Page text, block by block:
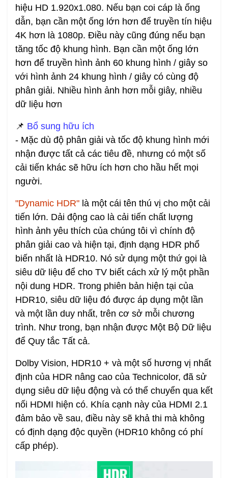
hiệu HD 1.920x1.080. Nếu bạn coi cáp là ống
dẫn, bạn cần một ống lớn hơn để truyền tín hiệu
4K hơn là 1080p. Điều này cũng đúng nếu bạn
tăng tốc độ khung hình. Bạn cần một ống lớn
hơn để truyền hình ảnh 60 khung hình / giây so
với hình ảnh 24 khung hình / giây có cùng độ
phân giải. Nhiều hình ảnh hơn mỗi giây, nhiều
dữ liệu hơn
📌 Bổ sung hữu ích
- Mặc dù độ phân giải và tốc độ khung hình mới
nhận được tất cả các tiêu đề, nhưng có một số
cải tiến khác sẽ hữu ích hơn cho hầu hết mọi
người.
"Dynamic HDR" là một cái tên thú vị cho một cải
tiến lớn. Dải động cao là cải tiến chất lượng
hình ảnh yêu thích của chúng tôi vì chính độ
phân giải cao và hiện tại, định dạng HDR phổ
biến nhất là HDR10. Nó sử dụng một thứ gọi là
siêu dữ liệu để cho TV biết cách xử lý một phần
nội dung HDR. Trong phiên bản hiện tại của
HDR10, siêu dữ liệu đó được áp dụng một lần
và một lần duy nhất, trên cơ sở mỗi chương
trình. Như trong, bạn nhận được Một Bộ Dữ liệu
để Quy tắc Tất cả.
Dolby Vision, HDR10 + và một số hương vị nhất
định của HDR nâng cao của Technicolor, đã sử
dụng siêu dữ liệu động và có thể chuyển qua kết
nối HDMI hiện có. Khía cạnh này của HDMI 2.1
đảm bảo về sau, điều này sẽ khả thi mà không
có định dạng độc quyền (HDR10 không có phí
cấp phép).